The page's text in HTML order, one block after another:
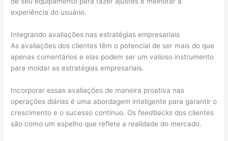
experiência do usuário.
Integrando avaliações nas estratégias empresariais
As avaliações dos clientes têm o potencial de ser mais do que
apenas comentários e elas podem ser um valioso instrumento
para moldar as estratégias empresariais.
Incorporar essas avaliações de maneira proativa nas
operações diárias é uma abordagem inteligente para garantir o
crescimento e o sucesso contínuo. Os feedbacksdos clientes
são como um espelho que reflete a realidade do mercado.